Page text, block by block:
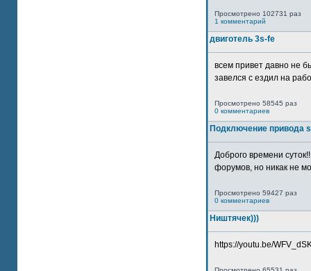
Просмотрено 102731 раз
1 комментарий
двиготель 3s-fe
всем привет давно не
завелся с ездил на
Просмотрено 58545 раз
0 комментариев
Подключение привода
Доброго времени
форумов, но никак не
Просмотрено 59427 раз
0 комментариев
Ништячек)))
https://youtu.be/